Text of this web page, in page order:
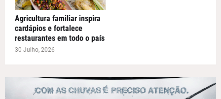
Agricultura familiar inspira
cardápios e fortalece
restaurantes em todo o país
30 Julho, 2026